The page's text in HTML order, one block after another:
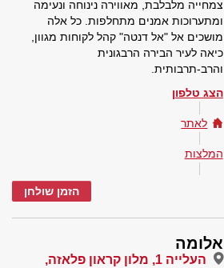
צמחייה מלבלבת, מאווירה נינוחה ונעימה
ומתערוכות אמנים מתחלפות. כל אלה
מושכים אל "אל דנטה" קהל לקוחות מגוון,
כיאה לעיר הבירה הרבגונית
והרב-תרבותית.
הצג טלפון
לאתר
המלצות
הזמן שולחן
אלומה
העלייה 1, מלון קראון פלאזה,